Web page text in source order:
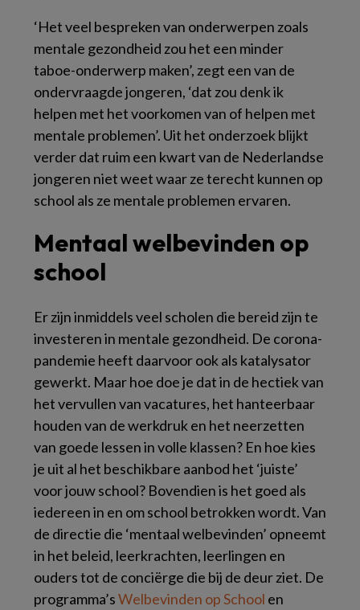
‘Het veel bespreken van onderwerpen zoals
mentale gezondheid zou het een minder
taboe-onderwerp maken’, zegt een van de
ondervraagde jongeren, ‘dat zou denk ik
helpen met het voorkomen van of helpen met
mentale problemen’. Uit het onderzoek blijkt
verder dat ruim een kwart van de Nederlandse
jongeren niet weet waar ze terecht kunnen op
school als ze mentale problemen ervaren.
Mentaal welbevinden op
school
Er zijn inmiddels veel scholen die bereid zijn te
investeren in mentale gezondheid. De corona-
pandemie heeft daarvoor ook als katalysator
gewerkt. Maar hoe doe je dat in de hectiek van
het vervullen van vacatures, het hanteerbaar
houden van de werkdruk en het neerzetten
van goede lessen in volle klassen? En hoe kies
je uit al het beschikbare aanbod het ‘juiste’
voor jouw school? Bovendien is het goed als
iedereen in en om school betrokken wordt. Van
de directie die ‘mentaal welbevinden’ opneemt
in het beleid, leerkrachten, leerlingen en
ouders tot de conciërge die bij de deur ziet. De
programma’sWelbevinden op School en